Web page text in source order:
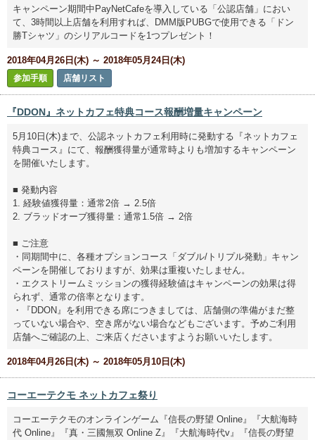
キャンペーン期間中PayNetCafeを導入している「公認店舗」におい
て、3時間以上店舗を利用すれば、DMM版PUBGで使用できる「ドン
勝Tシャツ」のシリアルコードを1つプレゼント！
2018年04月26日(木) ～ 2018年05月24日(木)
参加手順 店舗リスト
『DDON』ネットカフェ特典コース報酬増量キャンペーン
5月10日(木)まで、公認ネットカフェ利用時に発動する『ネットカフェ
特典コース』にて、報酬獲得量が通常時よりも増加するキャンペーン
を開催いたします。
■ 発動内容
1. 経験値獲得量：通常2倍 → 2.5倍
2. ブラッドオーブ獲得量：通常1.5倍 → 2倍
■ ご注意
・同期間中に、各種オプションコース「ダブル/トリプル発動」キャン
ペーンを開催しておりますが、効果は重複いたしません。
・エクストリームミッションの獲得経験値はキャンペーンの効果は得
られず、通常の倍率となります。
・『DDON』を利用できる席につきましては、店舗側の準備がまだ整
っていない場合や、空き席がない場合などもございます。予めご利用
店舗へご確認の上、ご来店くださいますようお願いいたします。
2018年04月26日(木) ～ 2018年05月10日(木)
コーエーテクモ ネットカフェ祭り
コーエーテクモのオンラインゲーム『信長の野望 Online』『大航海時
代 Online』『真・三國無双 Online Z』『大航海時代v』『信長の野望